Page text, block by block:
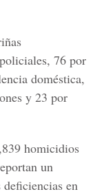
76 por
doméstica,
y 23 por
homicidios
un
en